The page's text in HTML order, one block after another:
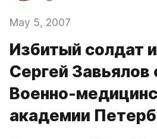
May 5, 2007
Избитый солдат
Сергей Завьялов
Военно-
академии